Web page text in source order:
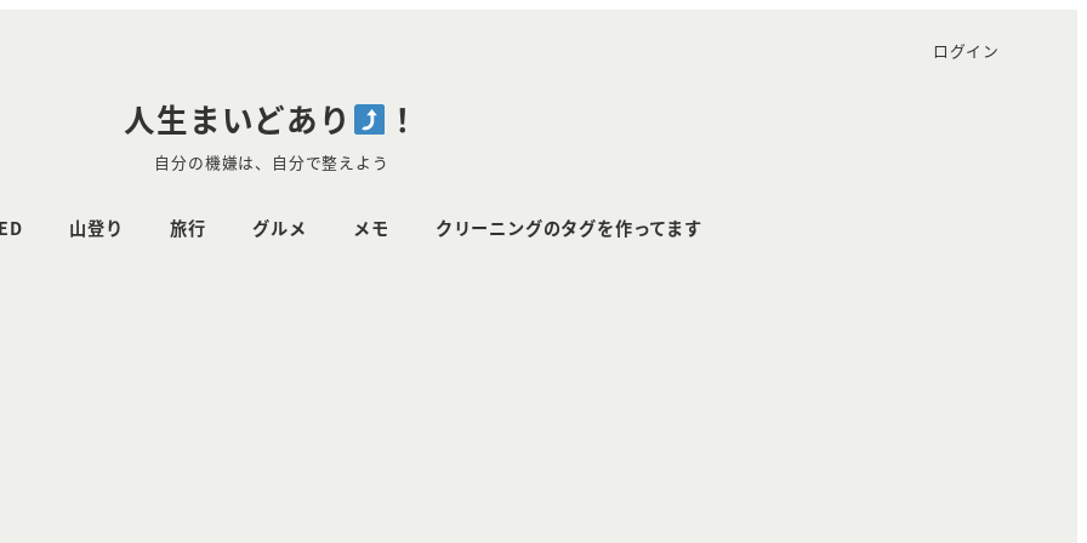
ログイン
人生まいどあり ！
自分の機嫌は、自分で整えよう
山登り 旅行 グルメ メモ クリーニングのタグを作ってます